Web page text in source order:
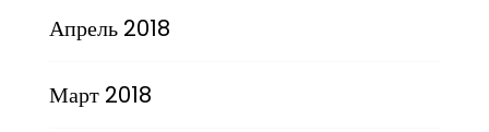
Апрель 2018
Март 2018